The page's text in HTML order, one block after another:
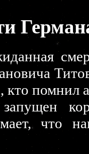
кто помнил
что